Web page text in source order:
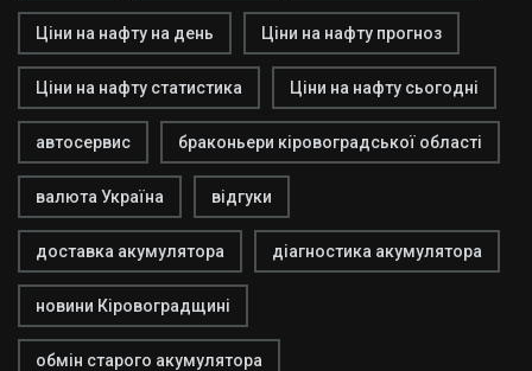
Ціни на нафту на день Ціни на нафту прогноз
Ціни на нафту статистика Ціни на нафту сьогодні
автосервис браконьери кіровоградської області
валюта Україна відгуки
доставка акумулятора діагностика акумулятора
новини Кіровоградщині
обмін старого акумулятора